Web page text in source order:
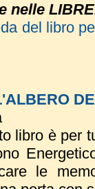
nelle
del libro
libro è per
le